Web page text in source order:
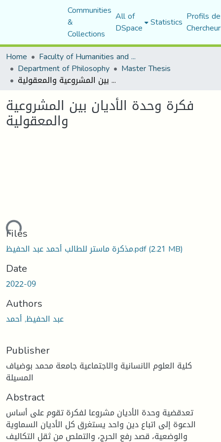
Communities
&
Collections
All of
DSpace Statistics Profils
Home
Faculty of Humanities and Social Sciences
Department of Philosophy Master Thesis
فكرة وحدة الأديان بين المشروعية والمعقولية
فكرة وحدة الأديان بين المشروعية
والمعقولية
Loading...
Files
مذكرة ماستر للطالب أحمد عبد الحفيظ.pdf(2.21 MB)
Date
2022-09
Authors
عبد الحفيظ, أحمد
Publisher
كلية العلوم الانسانية والاجتماعية جامعة محمد بوضياف
المسيلة
Abstract
تعدقضية وحدة الأديان مشروعا لفكرة تقوم على أساس
الدعوة إلى اتباع دين واحد يستغرق كل الأديان السماوية
والوضعية، قصد رفع الحرج، والتملص من ثقل التكاليف